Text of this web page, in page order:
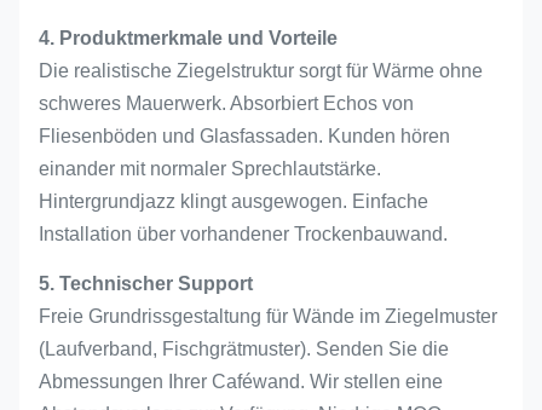
4. Produktmerkmale und Vorteile
Die realistische Ziegelstruktur sorgt für Wärme ohne
schweres Mauerwerk. Absorbiert Echos von
Fliesenböden und Glasfassaden. Kunden hören
einander mit normaler Sprechlautstärke.
Hintergrundjazz klingt ausgewogen. Einfache
Installation über vorhandener Trockenbauwand.
5. Technischer Support
Freie Grundrissgestaltung für Wände im Ziegelmuster
(Laufverband, Fischgrätmuster). Senden Sie die
Abmessungen Ihrer Caféwand. Wir stellen eine